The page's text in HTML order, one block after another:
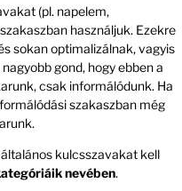
(pl. napelem,
használjuk. Ezekre
sokan optimalizálnak, vagyis
gond, hogy ebben a
csak informálódunk. Ha
szakaszban még
kulcsszavakat kell
nevében.